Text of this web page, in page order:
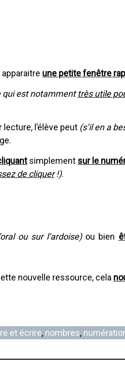
apparaitre une petite fenêtre
qui est notammenttrès utile
l’élève peut (s’il en a
simplement sur le
de cliquer!).
ou sur l’ardoise)ou bien
nouvelle ressource, cela
et écrire, nombres,